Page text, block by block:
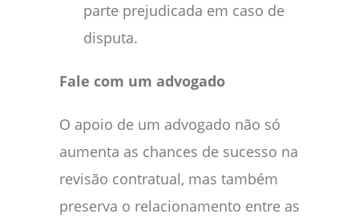
parte prejudicada em caso de
disputa.
Fale com um advogado
O apoio de um advogado não só
aumenta as chances de sucesso na
revisão contratual, mas também
preserva o relacionamento entre as